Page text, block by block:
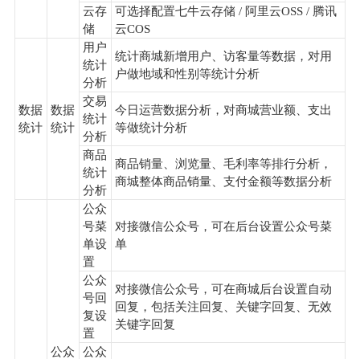
云存
储
可选择配置七牛云存储 / 阿里云OSS / 腾讯
云COS
数据
统计
数据
统计
用户
统计
分析
统计商城新增用户、访客量等数据，对用
户做地域和性别等统计分析
交易
统计
分析
今日运营数据分析，对商城营业额、支出
等做统计分析
商品
统计
分析
商品销量、浏览量、毛利率等排行分析，
商城整体商品销量、支付金额等数据分析
公众
公众
号菜
单设
置
对接微信公众号，可在后台设置公众号菜
单
公众
号回
复设
置
对接微信公众号，可在商城后台设置自动
回复，包括关注回复、关键字回复、无效
关键字回复
公众